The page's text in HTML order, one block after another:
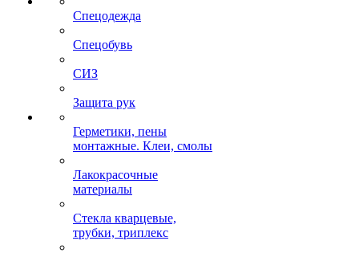
Спецодежда
Спецобувь
СИЗ
Защита рук
Герметики, пены
монтажные. Клеи, смолы
Лакокрасочные
материалы
Стекла кварцевые,
трубки, триплекс